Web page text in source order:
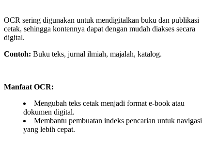
OCR sering digunakan untuk mendigitalkan buku dan publikasi
cetak, sehingga kontennya dapat dengan mudah diakses secara
digital.
Contoh: Buku teks, jurnal ilmiah, majalah, katalog.
Manfaat OCR:
Mengubah teks cetak menjadi format e-book atau
dokumen digital.
Membantu pembuatan indeks pencarian untuk navigasi
yang lebih cepat.